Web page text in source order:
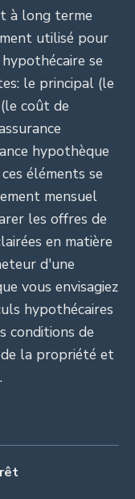
à long terme
utilisé pour
se
le principal (le
coût de
hypothèque
éléments se
mensuel
les offres de
en matière
d'une
vous envisagiez
hypothécaires
conditions de
la propriété et